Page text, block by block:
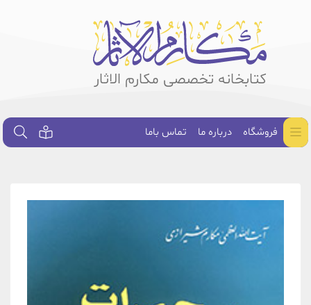
کتابخانه تخصصی مکارم الاثار
فروشگاه درباره ما تماس باما